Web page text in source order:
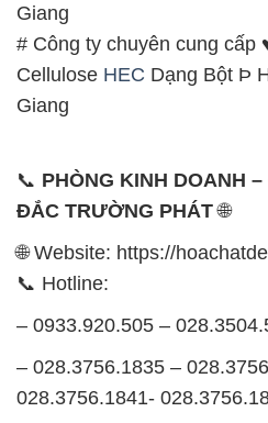
Giang
# Công ty chuyên cung cấp
Cellulose HEC Dạng Bột Þ
Giang
📞 PHÒNG KINH DOANH
ĐẮC TRƯỜNG PHÁT🌐
🌐 Website: https://
📞 Hotline:
– 0933.920.505 –
– 028.3756.1835 –
028.3756.1841-